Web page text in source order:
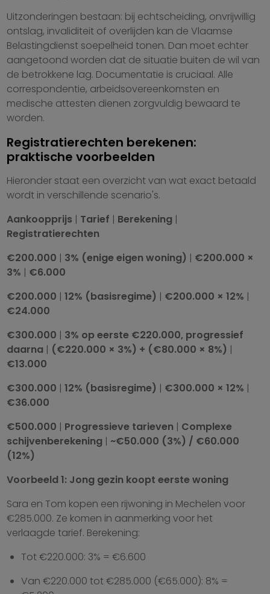
Uitzonderingen bestaan: bij echtscheiding, onvrijwillig
ontslag, invaliditeit of overlijden kan de Vlaamse
Belastingdienst soepelheid tonen. Dan moet echter
aangetoond worden dat de situatie buiten de wil van
de betrokkene lag. Documentatie is cruciaal. Alle
correspondentie, arbeidsovereenkomsten en
medische attesten dienen zorgvuldig bewaard te
worden.
Registratierechten berekenen:
praktische voorbeelden
Hieronder staat een overzicht van wat exact betaald
wordt in verschillende scenario's.
Aankoopprijs | Tarief | Berekening |
Registratierechten
€200.000 | 3% (enige eigen woning) | €200.000 ×
3% | €6.000
€200.000 |12% (basisregime) | €200.000 × 12% |
€24.000
€300.000 | 3% op eerste €220.000, progressief
daarna | (€220.000 × 3%) + (€80.000 × 8%) |
€13.000
€300.000 |12% (basisregime) | €300.000 × 12% |
€36.000
€500.000 | Progressieve tarieven | Complexe
schijvenberekening |~€50.000 (3%) / €60.000
(12%)
Voorbeeld 1: Jong gezin koopt eerste woning
Sara en Tom kopen een rijwoning in Mechelen voor
€285.000. Ze komen in aanmerking voor het
verlaagde tarief. Berekening:
Tot €220.000: 3% = €6.600
Van €220.000 tot €285.000 (€65.000): 8% =